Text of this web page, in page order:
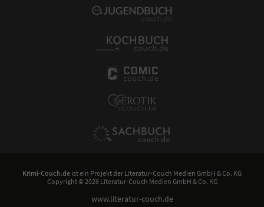
Krimi-Couch.de ist ein Projekt der Literatur-Couch Medien GmbH & Co. KG
Copyright © 2026 Literatur-Couch Medien GmbH & Co. KG
www.literatur-couch.de